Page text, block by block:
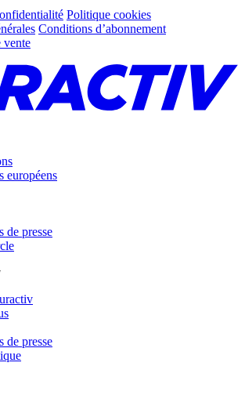
Politique cookies
Conditions d’abonnement
vente
européens
de presse
de presse